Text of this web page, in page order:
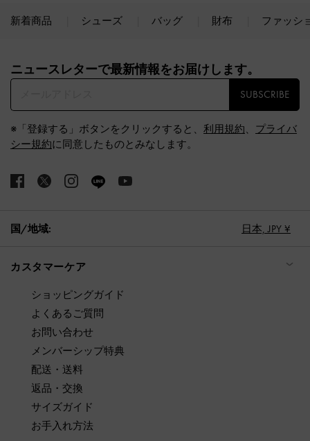
新着商品 シューズ バッグ 財布 ファッシ
ニュースレターで最新情報をお届けします。​
SUBSCRIBE
※「登録する」ボタンをクリックすると、 利用規約、 プライバ
シー規約に同意したものとみなします。
国/地域: 日本, JPY ¥
カスタマーケア
ショッピングガイド
よくあるご質問
お問い合わせ
メンバーシップ特典
配送・送料
返品・交換
サイズガイド
お手入れ方法